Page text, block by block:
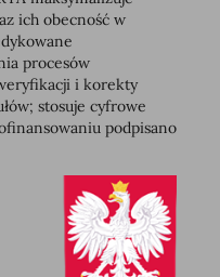
ich obecność w
procesów
i korekty
stosuje cyfrowe
podpisano